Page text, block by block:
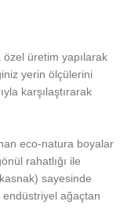
özel üretim yapılarak
yerin ölçülerini
karşılaştırarak
eco-natura boyalar
rahatlığı ile
sayesinde
ağaçtan